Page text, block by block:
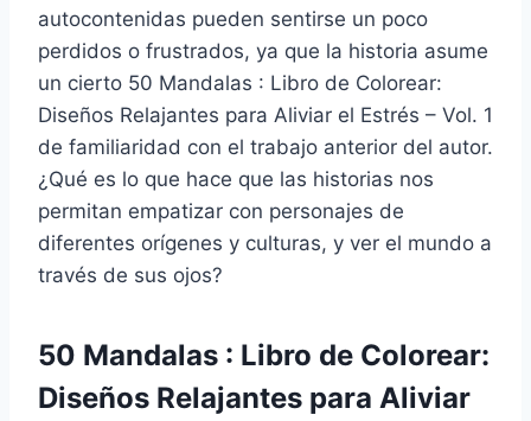
autocontenidas pueden sentirse un poco
perdidos o frustrados, ya que la historia asume
un cierto 50 Mandalas : Libro de Colorear:
Diseños Relajantes para Aliviar el Estrés – Vol. 1
de familiaridad con el trabajo anterior del autor.
¿Qué es lo que hace que las historias nos
permitan empatizar con personajes de
diferentes orígenes y culturas, y ver el mundo a
través de sus ojos?
50 Mandalas : Libro de Colorear:
Diseños Relajantes para Aliviar